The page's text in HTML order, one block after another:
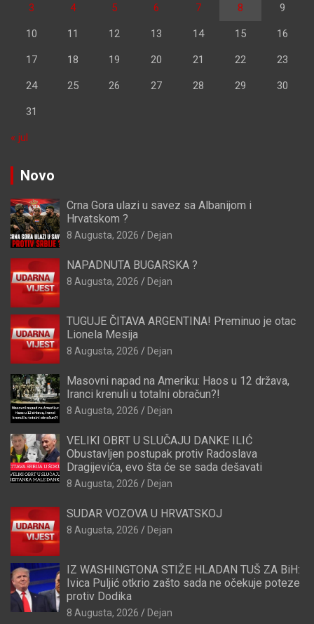
3 4 5 6 7 8 9
10 11 12 13 14 15 16
17 18 19 20 21 22 23
24 25 26 27 28 29 30
31
« jul
Novo
Crna Gora ulazi u savez sa Albanijom i
Hrvatskom ?
8 Augusta, 2026 Dejan
NAPADNUTA BUGARSKA ?
8 Augusta, 2026 Dejan
TUGUJE ČITAVA ARGENTINA! Preminuo je otac
Lionela Mesija
8 Augusta, 2026 Dejan
Masovni napad na Ameriku: Haos u 12 država,
Iranci krenuli u totalni obračun?!
8 Augusta, 2026 Dejan
VELIKI OBRT U SLUČAJU DANKE ILIĆ
Obustavljen postupak protiv Radoslava
Dragijevića, evo šta će se sada dešavati
8 Augusta, 2026 Dejan
SUDAR VOZOVA U HRVATSKOJ
8 Augusta, 2026 Dejan
IZ WASHINGTONA STIŽE HLADAN TUŠ ZA BiH:
Ivica Puljić otkrio zašto sada ne očekuje poteze
protiv Dodika
8 Augusta, 2026 Dejan